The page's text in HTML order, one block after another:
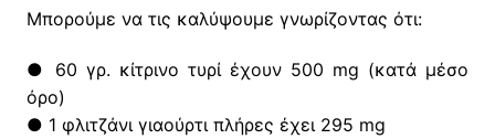
Mπορούμε να τις καλύψουμε γνωρίζοντας ότι:
● 60 γρ. κίτρινο τυρί έχουν 500 mg (κατά μέσο
όρο)
● 1 φλιτζάνι γιαούρτι πλήρες έχει 295 mg